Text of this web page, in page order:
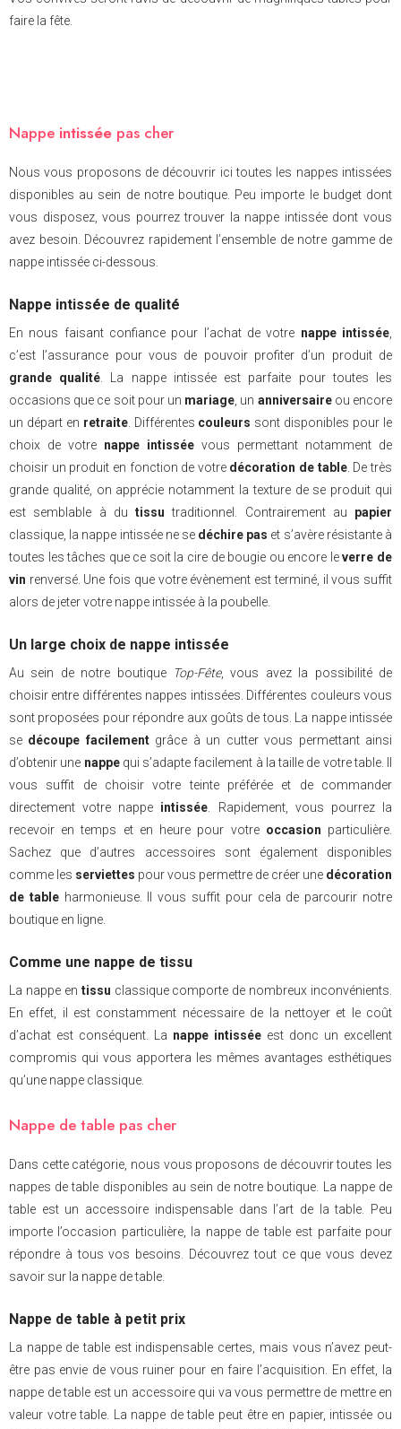
faire la fête.
Nappe intissée pas cher
Nous vous proposons de découvrir ici toutes les nappes intissées
disponibles au sein de notre boutique. Peu importe le budget dont
vous disposez, vous pourrez trouver la nappe intissée dont vous
avez besoin. Découvrez rapidement l’ensemble de notre gamme de
nappe intissée ci-dessous.
Nappe intissée de qualité
En nous faisant confiance pour l’achat de votre nappe intissée
c’est l’assurance pour vous de pouvoir profiter d’un produit de
grande qualité . La nappe intissée est parfaite pour toutes les
occasions que ce soit pour un mariage , un anniversaireou encore
un départ en retraite. Différentes couleurs sont disponibles pour le
choix de votre nappe intissée vous permettant notamment de
choisir un produit en fonction de votre décoration de table. De très
grande qualité, on apprécie notamment la texture de se produit qui
est semblable à du tissu traditionnel. Contrairement au papier
classique, la nappe intissée ne se déchire pas et s’avère résistante à
toutes les tâches que ce soit la cire de bougie ou encore leverre de
vin renversé. Une fois que votre évènement est terminé, il vous suffit
alors de jeter votre nappe intissée à la poubelle.
Un large choix de nappe intissée
Au sein de notre boutique Top-Fête, vous avez la possibilité de
choisir entre différentes nappes intissées. Différentes couleurs vous
sont proposées pour répondre aux goûts de tous. La nappe intissée
se découpe facilementgrâce à un cutter vous permettant ainsi
d’obtenir une nappequi s’adapte facilement à la taille de votre table. Il
vous suffit de choisir votre teinte préférée et de commander
directement votre nappe intissée . Rapidement, vous pourrez la
recevoir en temps et en heure pour votre occasion particulière.
Sachez que d’autres accessoires sont également disponibles
comme les serviettes pour vous permettre de créer une décoration
de tableharmonieuse. Il vous suffit pour cela de parcourir notre
boutique en ligne.
Comme une nappe de tissu
La nappe en tissu classique comporte de nombreux inconvénients.
En effet, il est constamment nécessaire de la nettoyer et le coût
d’achat est conséquent. La nappe intissée est donc un excellent
compromis qui vous apportera les mêmes avantages esthétiques
qu’une nappe classique.
Nappe de table pas cher
Dans cette catégorie, nous vous proposons de découvrir toutes les
nappes de table disponibles au sein de notre boutique. La nappe de
table est un accessoire indispensable dans l’art de la table. Peu
importe l’occasion particulière, la nappe de table est parfaite pour
répondre à tous vos besoins. Découvrez tout ce que vous devez
savoir sur la nappe de table.
Nappe de table à petit prix
La nappe de table est indispensable certes, mais vous n’avez peut-
être pas envie de vous ruiner pour en faire l’acquisition. En effet, la
nappe de table est un accessoire qui va vous permettre de mettre en
valeur votre table. La nappe de table peut être en papier, intissée ou